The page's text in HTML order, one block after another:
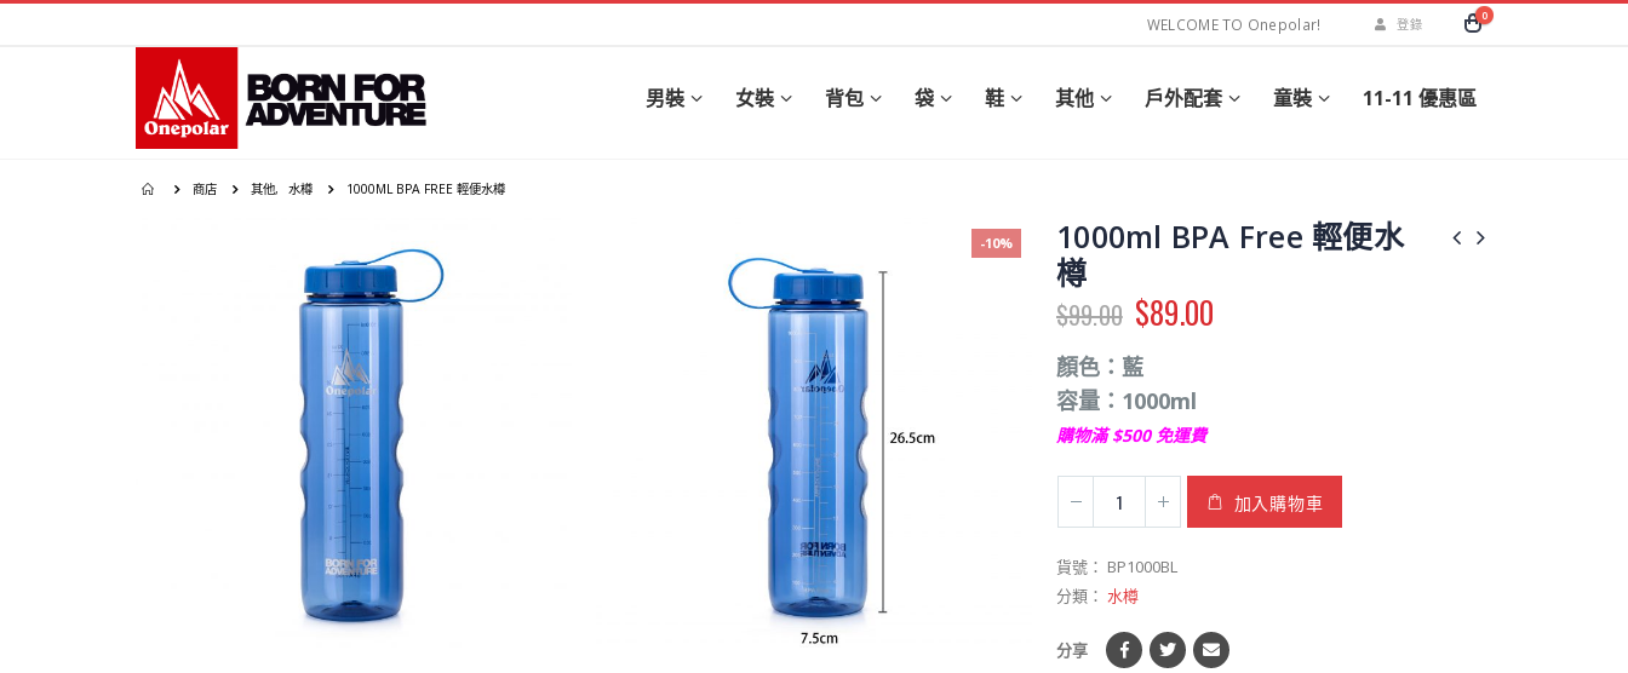
WELCOME TO Onepolar! 登錄
0
男裝 女裝 背包 袋 鞋 其他 戶外配套 童裝 11-11 優惠區
商店 其他, 水樽 1000ML BPA FREE 輕便水樽
-10%
1000ml BPA Free 輕便水
樽
$99.00 $89.00
顏色：藍
容量：1000ml
購物滿 $500 免運費
加入購物車
貨號： BP1000BL
分類： 水樽
分享